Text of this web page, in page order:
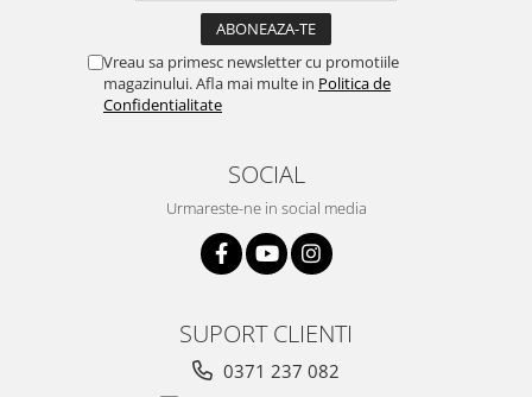
Vreau sa primesc newsletter cu promotiile
magazinului. Afla mai multe in Politica de
Confidentialitate
SOCIAL
Urmareste-ne in social media
SUPORT CLIENTI
0371 237 082